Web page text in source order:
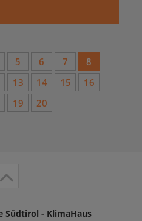
5 6 7
8
13 14 15
16
19 20
Südtirol - KlimaHaus